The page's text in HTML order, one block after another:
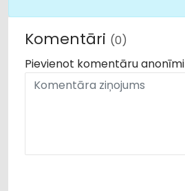
Komentāri (0)
Pievienot komentāru anonīmi